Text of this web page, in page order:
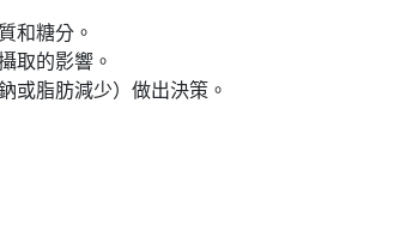
和糖分。
取的影響。
或脂肪減少）做出決策。